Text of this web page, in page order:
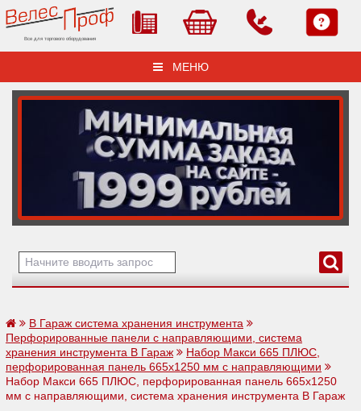
Все для торгового оборудования
МЕНЮ
В Гараж система хранения инструмента
Перфорированные панели с направляющими, система
хранения инструмента В Гараж
Набор Макси 665 ПЛЮС,
перфорированная панель 665х1250 мм с направляющими
Набор Макси 665 ПЛЮС, перфорированная панель 665х1250
мм с направляющими, система хранения инструмента В Гараж